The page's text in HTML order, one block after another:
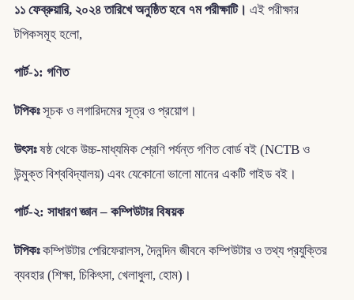
১১ ফেব্রুয়ারি, ২০২৪ তারিখে অনুষ্ঠিত হবে ৭ম পরীক্ষাটি। এই পরীক্ষার
টপিকসমূহ হলো,
পার্ট-১: গণিত
টপিকঃসূচক ও লগারিদমের সূত্র ও প্রয়োগ।
উৎসঃষষ্ঠ থেকে উচ্চ-মাধ্যমিক শ্রেণি পর্যন্ত গণিত বোর্ড বই (NCTB ও
উন্মুক্ত বিশ্ববিদ্যালয়) এবং যেকোনো ভালো মানের একটি গাইড বই।
পার্ট-২: সাধারণ জ্ঞান – কম্পিউটার বিষয়ক
টপিকঃকম্পিউটার পেরিফেরালস, দৈনন্দিন জীবনে কম্পিউটার ও তথ্য প্রযুক্তির
ব্যবহার (শিক্ষা, চিকিৎসা, খেলাধুলা, হোম)।